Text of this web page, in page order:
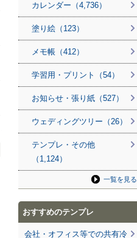
カレンダー（4,736）
塗り絵（123）
メモ帳（412）
学習用・プリント（54）
お知らせ・張り紙（527）
ウェディングツリー（26）
テンプレ・その他
（1,124）
一覧を見る
おすすめのテンプレ
会社・オフィス等での共有冷